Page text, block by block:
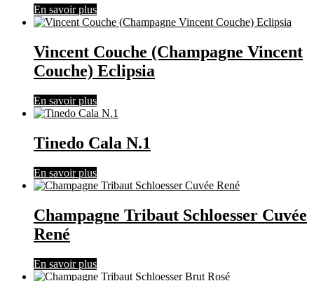
En savoir plus
Vincent Couche (Champagne Vincent
Couche) Eclipsia
En savoir plus
Tinedo Cala N.1
En savoir plus
Champagne Tribaut Schloesser Cuvée
René
En savoir plus